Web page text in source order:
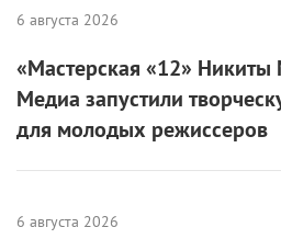
6 августа 2026
«Мастерская «12» Никиты
Медиа запустили
для молодых режиссеров
6 августа 2026